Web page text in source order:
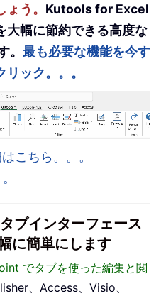
う。 Kutools for Excel
大幅に節約できる高度な
。 最も必要な機能を今す
ック。。。
こちら。。。
ブインターフェース
に簡単にします
でタブを使った編集と閲
、Access、Visio、